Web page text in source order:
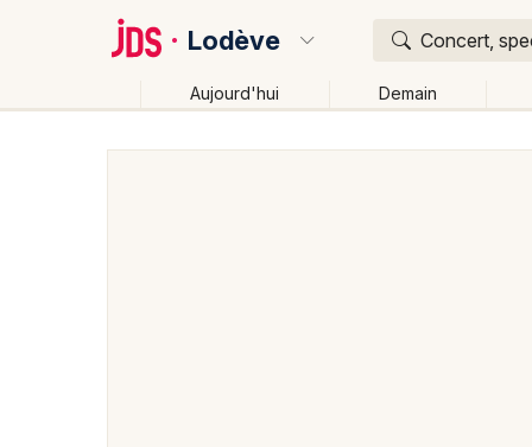
Lodève Concert,
Aujourd'hui Demain